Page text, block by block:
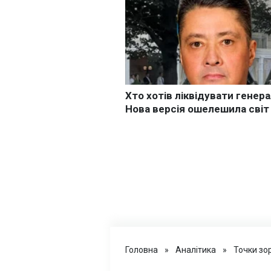
Головна » Аналітика » Точки